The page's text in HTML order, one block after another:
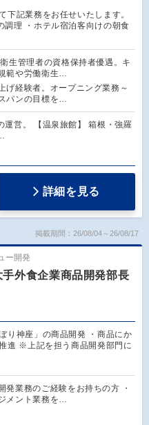
下記業務をお任せいたします。
調理 ・ホテル宿泊客向けの朝食
生管理者の資格保持者優遇。キ
範や労働衛生…
げ経験者。オープニング業務～
パンの目標を…
運営。 【温泉旅館】 箱根・強羅
詳細を見る
掲載期間：26/08/04～26/08/17
ー開発
外食企業商品開発部長
り神座」の商品開発 ・商品にか
進 ※上記を担う商品開発部門に
発業務のご経験をお持ちの方 ・
メント業務を…